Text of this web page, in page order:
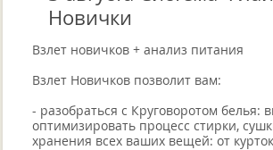
Новички
Взлет новичков + анализ питания
Взлет Новичков позволит вам:
- разобраться с Круговоротом белья:
оптимизировать процесс стирки,
хранения всех ваших вещей: от